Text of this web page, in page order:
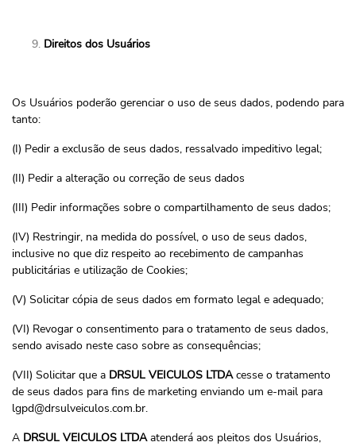
Direitos dos Usuários
Os Usuários poderão gerenciar o uso de seus dados, podendo para
tanto:
(I) Pedir a exclusão de seus dados, ressalvado impeditivo legal;
(II) Pedir a alteração ou correção de seus dados
(III) Pedir informações sobre o compartilhamento de seus dados;
(IV) Restringir, na medida do possível, o uso de seus dados,
inclusive no que diz respeito ao recebimento de campanhas
publicitárias e utilização de Cookies;
(V) Solicitar cópia de seus dados em formato legal e adequado;
(VI) Revogar o consentimento para o tratamento de seus dados,
sendo avisado neste caso sobre as consequências;
(VII) Solicitar que a DRSUL VEICULOS LTDAcesse o tratamento
de seus dados para fins de marketing enviando um e-mail para
lgpd@drsulveiculos.com.br.
A DRSUL VEICULOS LTDAatenderá aos pleitos dos Usuários,